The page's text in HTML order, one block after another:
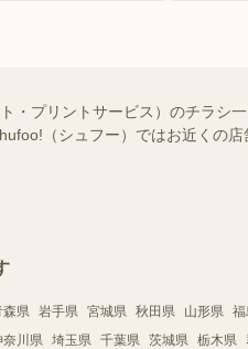
・プリントサービス）のチラシ
（シュフー）ではお近くの
森県 岩手県 宮城県 秋田県 山形県
奈川県 埼玉県 千葉県 茨城県 栃木県